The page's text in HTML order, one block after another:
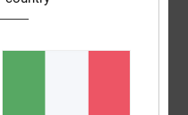
non ben rifinite... C'erano fili